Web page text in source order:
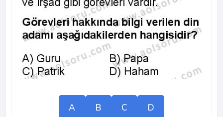
A B C D